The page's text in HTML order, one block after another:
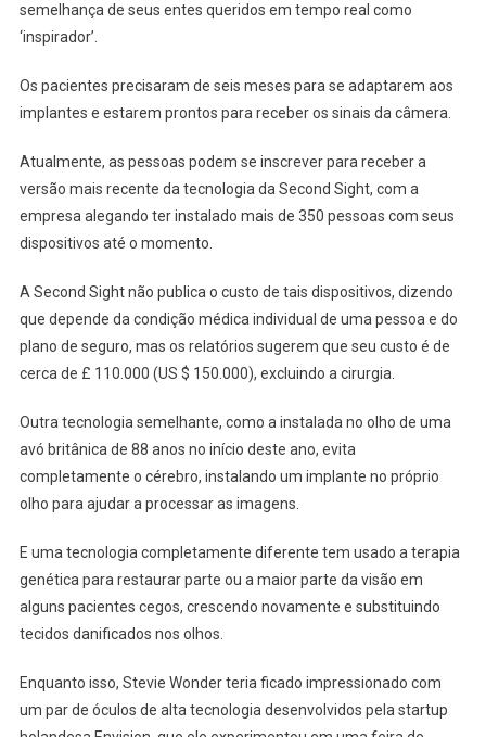
semelhança de seus entes queridos em tempo real como
‘inspirador’.
Os pacientes precisaram de seis meses para se adaptarem aos
implantes e estarem prontos para receber os sinais da câmera.
Atualmente, as pessoas podem se inscrever para receber a
versão mais recente da tecnologia da Second Sight, com a
empresa alegando ter instalado mais de 350 pessoas com seus
dispositivos até o momento.
A Second Sight não publica o custo de tais dispositivos, dizendo
que depende da condição médica individual de uma pessoa e do
plano de seguro, mas os relatórios sugerem que seu custo é de
cerca de £ 110.000 (US $ 150.000), excluindo a cirurgia.
Outra tecnologia semelhante, como a instalada no olho de uma
avó britânica de 88 anos no início deste ano, evita
completamente o cérebro, instalando um implante no próprio
olho para ajudar a processar as imagens.
E uma tecnologia completamente diferente tem usado a terapia
genética para restaurar parte ou a maior parte da visão em
alguns pacientes cegos, crescendo novamente e substituindo
tecidos danificados nos olhos.
Enquanto isso, Stevie Wonder teria ficado impressionado com
um par de óculos de alta tecnologia desenvolvidos pela startup